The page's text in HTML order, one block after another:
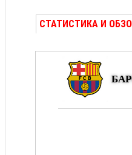
СТАТИСТИКА И